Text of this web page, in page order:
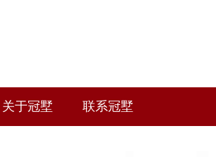
关于冠墅 联系冠墅